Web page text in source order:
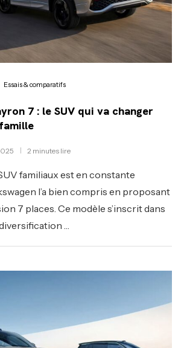
Essais & comparatifs
7 : le SUV qui va changer
2 minutes lire
familiaux est en constante
l’a bien compris en proposant
7 places. Ce modèle s’inscrit dans
…